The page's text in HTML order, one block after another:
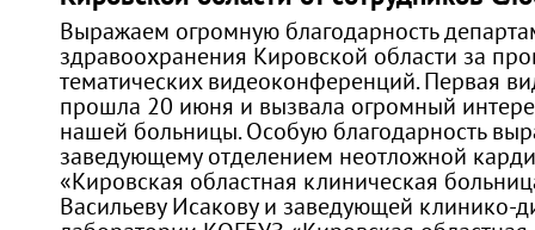
Выражаем огромную благодарность
здравоохранения Кировской области за
тематических видеоконференций. Первая
прошла 20 июня и вызвала огромный
нашей больницы. Особую благодарность
заведующему отделением неотложной
«Кировская областная клиническая
Васильеву Исакову и заведующей клинико-